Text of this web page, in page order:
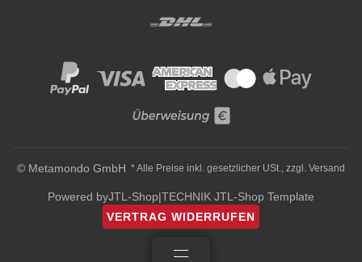
© Metamondo GmbH * Alle Preise inkl. gesetzlicher USt., zzgl. Versand
Powered byJTL-Shop|TECHNIK JTL-Shop Template
VERTRAG WIDERRUFEN